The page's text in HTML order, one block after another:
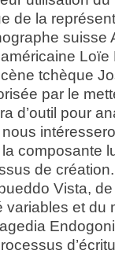
de la
suisse
Loïe
tchèque
par le
d’outil pour
composante
de
Vista,
et du